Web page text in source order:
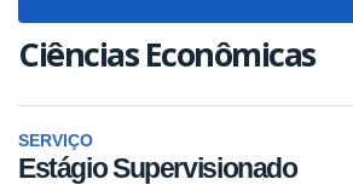
Ciências Econômicas
SERVIÇO
Estágio Supervisionado